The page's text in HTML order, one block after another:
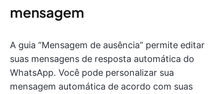
mensagem
A guia “Mensagem de ausência” permite editar
suas mensagens de resposta automática do
WhatsApp. Você pode personalizar sua
mensagem automática de acordo com suas